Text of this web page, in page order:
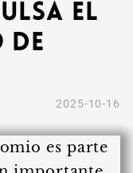
el
de
2025-10-16